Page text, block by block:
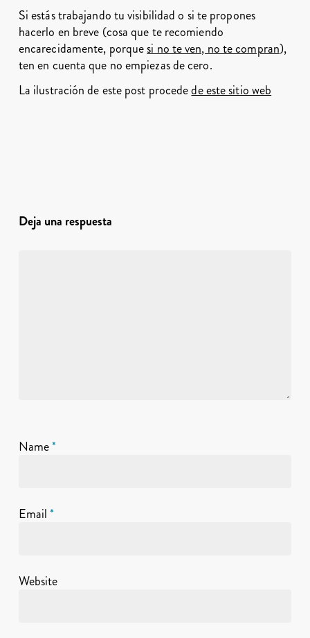
Si estás trabajando tu visibilidad o si te propones
hacerlo en breve (cosa que te recomiendo
encarecidamente, porquesi no te ven, no te compran),
ten en cuenta que no empiezas de cero.
La ilustración de este post procedede este sitio web
Deja una respuesta
Name*
Email*
Website